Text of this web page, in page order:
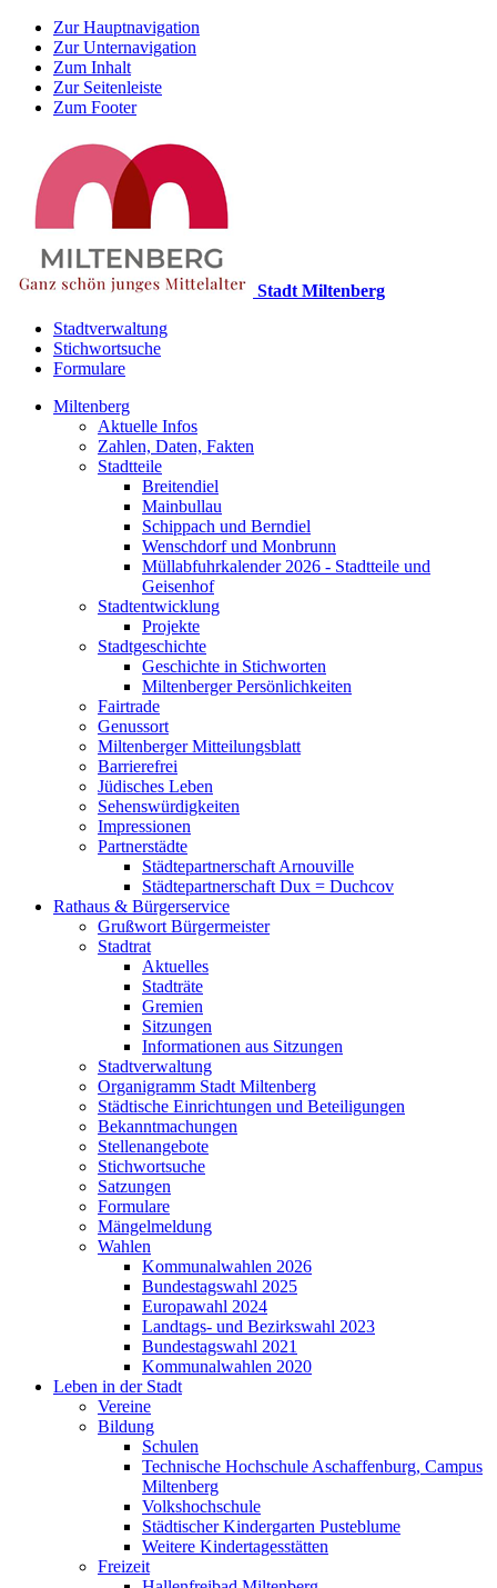
Zur Hauptnavigation
Zur Unternavigation
Zum Inhalt
Zur Seitenleiste
Zum Footer
Stadt Miltenberg
Stadtverwaltung
Stichwortsuche
Formulare
Miltenberg
Aktuelle Infos
Zahlen, Daten, Fakten
Stadtteile
Breitendiel
Mainbullau
Schippach und Berndiel
Wenschdorf und Monbrunn
Müllabfuhrkalender 2026 - Stadtteile und
Geisenhof
Stadtentwicklung
Projekte
Stadtgeschichte
Geschichte in Stichworten
Miltenberger Persönlichkeiten
Fairtrade
Genussort
Miltenberger Mitteilungsblatt
Barrierefrei
Jüdisches Leben
Sehenswürdigkeiten
Impressionen
Partnerstädte
Städtepartnerschaft Arnouville
Städtepartnerschaft Dux = Duchcov
Rathaus & Bürgerservice
Grußwort Bürgermeister
Stadtrat
Aktuelles
Stadträte
Gremien
Sitzungen
Informationen aus Sitzungen
Stadtverwaltung
Organigramm Stadt Miltenberg
Städtische Einrichtungen und Beteiligungen
Bekanntmachungen
Stellenangebote
Stichwortsuche
Satzungen
Formulare
Mängelmeldung
Wahlen
Kommunalwahlen 2026
Bundestagswahl 2025
Europawahl 2024
Landtags- und Bezirkswahl 2023
Bundestagswahl 2021
Kommunalwahlen 2020
Leben in der Stadt
Vereine
Bildung
Schulen
Technische Hochschule Aschaffenburg, Campus
Miltenberg
Volkshochschule
Städtischer Kindergarten Pusteblume
Weitere Kindertagesstätten
Freizeit